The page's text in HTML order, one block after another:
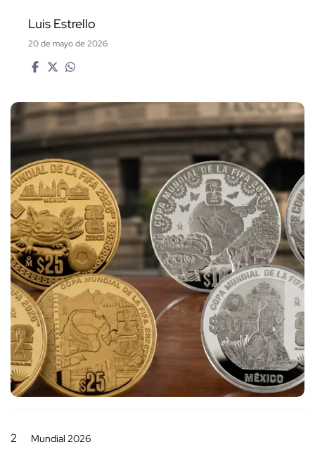
Luis Estrello
20 de mayo de 2026
2 Mundial 2026